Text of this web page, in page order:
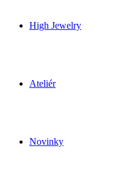
High Jewelry
Ateliér
Novinky